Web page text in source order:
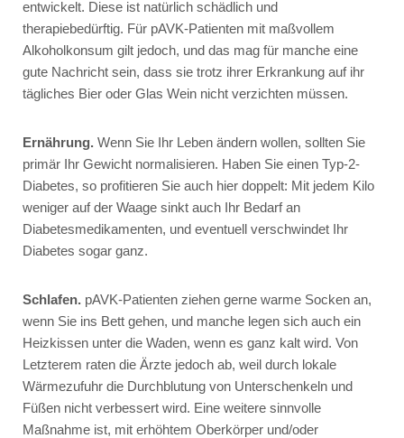
entwickelt. Diese ist natürlich schädlich und
therapiebedürftig. Für pAVK-Patienten mit maßvollem
Alkoholkonsum gilt jedoch, und das mag für manche eine
gute Nachricht sein, dass sie trotz ihrer Erkrankung auf ihr
tägliches Bier oder Glas Wein nicht verzichten müssen.
Ernährung. Wenn Sie Ihr Leben ändern wollen, sollten Sie
primär Ihr Gewicht normalisieren. Haben Sie einen Typ-2-
Diabetes, so profitieren Sie auch hier doppelt: Mit jedem Kilo
weniger auf der Waage sinkt auch Ihr Bedarf an
Diabetesmedikamenten, und eventuell verschwindet Ihr
Diabetes sogar ganz.
Schlafen. pAVK-Patienten ziehen gerne warme Socken an,
wenn Sie ins Bett gehen, und manche legen sich auch ein
Heizkissen unter die Waden, wenn es ganz kalt wird. Von
Letzterem raten die Ärzte jedoch ab, weil durch lokale
Wärmezufuhr die Durchblutung von Unterschenkeln und
Füßen nicht verbessert wird. Eine weitere sinnvolle
Maßnahme ist, mit erhöhtem Oberkörper und/oder